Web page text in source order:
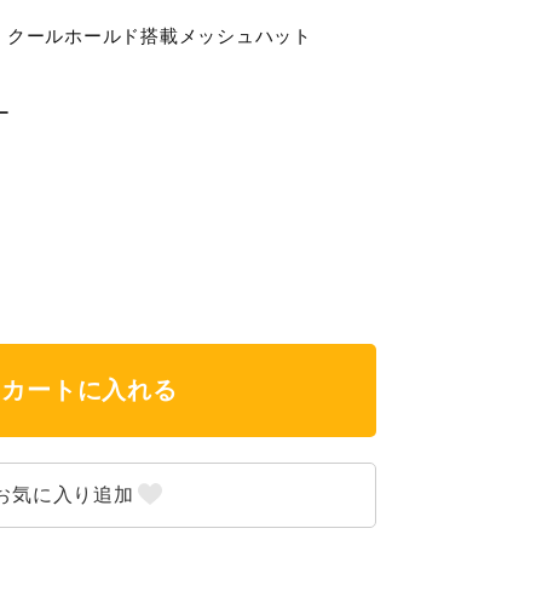
ールホールド搭載メッシュハット
カートに入れる